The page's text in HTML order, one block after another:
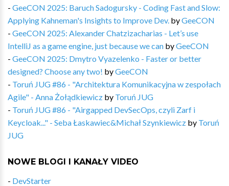
- GeeCON 2025: Baruch Sadogursky - Coding Fast and Slow:
Applying Kahneman's Insights to Improve Dev. byGeeCON
- GeeCON 2025: Alexander Chatzizacharias - Let’s use
IntelliJ as a game engine, just because we can byGeeCON
- GeeCON 2025: Dmytro Vyazelenko - Faster or better
designed? Choose any two! byGeeCON
- Toruń JUG #86 - "Architektura Komunikacyjna w zespołach
Agile" - Anna Żołądkiewicz by Toruń JUG
- Toruń JUG #86 - "Airgapped DevSecOps, czyli Zarf i
Keycloak..." - Seba Łaskawiec&Michał Szynkiewicz by Toruń
JUG
NOWE BLOGI I KANAŁY VIDEO
- DevStarter